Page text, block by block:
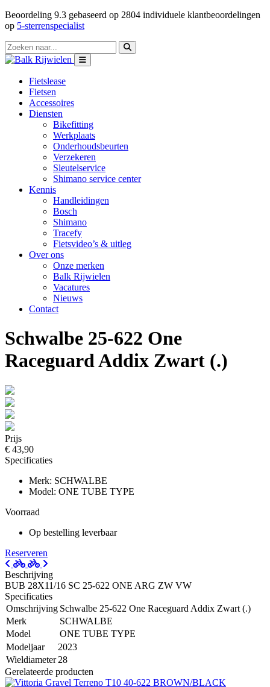
Beoordeling 9.3 gebaseerd op 2804 individuele klantbeoordelingen
op 5-sterrenspecialist
Fietslease
Fietsen
Accessoires
Diensten
Bikefitting
Werkplaats
Onderhoudsbeurten
Verzekeren
Sleutelservice
Shimano service center
Kennis
Handleidingen
Bosch
Shimano
Tracefy
Fietsvideo’s & uitleg
Over ons
Onze merken
Balk Rijwielen
Vacatures
Nieuws
Contact
Schwalbe 25-622 One
Raceguard Addix Zwart (.)
Prijs
€ 43,90
Specificaties
Merk: SCHWALBE
Model: ONE TUBE TYPE
Voorraad
Op bestelling leverbaar
Reserveren
Beschrijving
BUB 28X11/16 SC 25-622 ONE ARG ZW VW
Specificaties
Omschrijving Schwalbe 25-622 One Raceguard Addix Zwart (.)
Merk
SCHWALBE
Model
ONE TUBE TYPE
Modeljaar
2023
Wieldiameter 28
Gerelateerde producten